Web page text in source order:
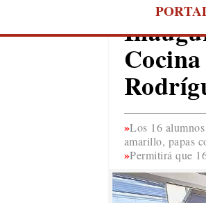
EL PUERTO
Los 16
amarillo, papas
Permitirá que